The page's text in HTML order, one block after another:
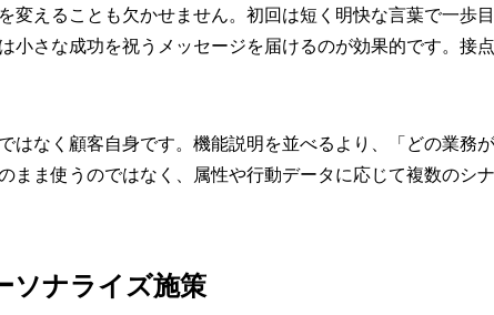
変えることも欠かせません。初回は短く明快な言葉で一歩
小さな成功を祝うメッセージを届けるのが効果的です。接
はなく顧客自身です。機能説明を並べるより、「どの業務
まま使うのではなく、属性や行動データに応じて複数のシ
ソナライズ施策